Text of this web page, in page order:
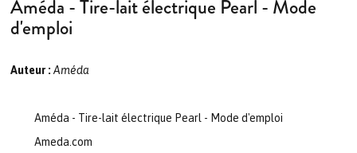
Améda - Tire-lait électrique Pearl - Mode
d'emploi
Auteur : Améda
Améda - Tire-lait électrique Pearl - Mode d'emploi
Ameda.com